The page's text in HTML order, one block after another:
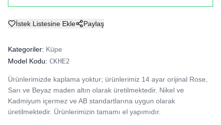
İstek Listesine Ekle Paylaş
Kategoriler: Küpe
Model Kodu: CKHE2
Ürünlerimizde kaplama yoktur; ürünlerimiz 14 ayar orijinal Rose,
Sarı ve Beyaz maden altın olarak üretilmektedir. Nikel ve
Kadmiyum içermez ve AB standartlarına uygun olarak
üretilmektedir. Ürünlerimizin tamamı el yapımıdır.